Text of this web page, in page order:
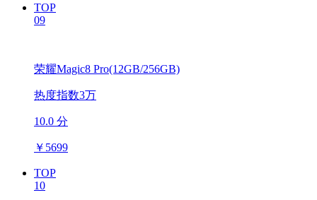
TOP
09
荣耀Magic8 Pro(12GB/256GB)
热度指数3万
10.0 分
￥ 5699
TOP
10